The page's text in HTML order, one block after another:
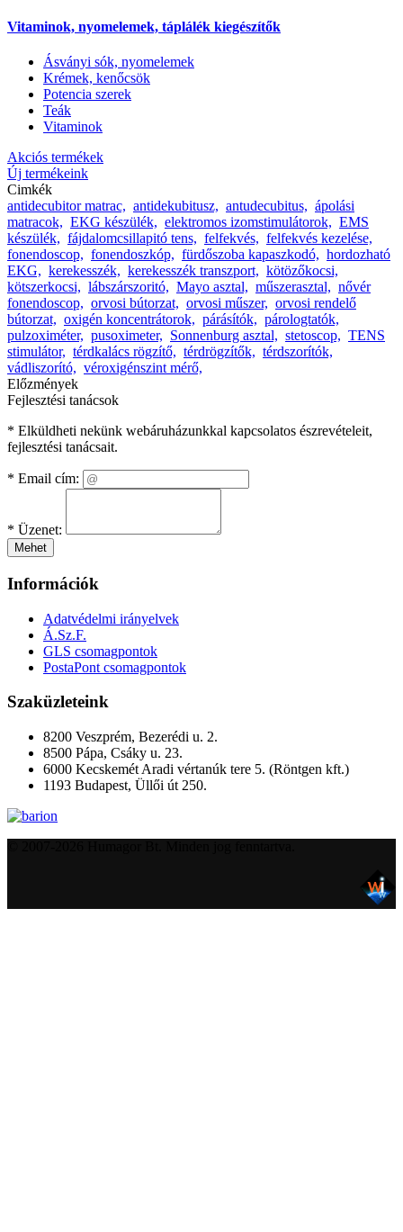
Vitaminok, nyomelemek, táplálék kiegészítők
Ásványi sók, nyomelemek
Krémek, kenőcsök
Potencia szerek
Teák
Vitaminok
Akciós termékek
Új termékeink
Cimkék
antidecubitor matrac, antidekubitusz, antudecubitus, ápolási
matracok, EKG készülék, elektromos izomstimulátorok, EMS
készülék, fájdalomcsillapitó tens, felfekvés, felfekvés kezelése,
fonendoscop, fonendoszkóp, fürdőszoba kapaszkodó, hordozható
EKG, kerekesszék, kerekesszék transzport, kötözőkocsi,
kötszerkocsi, lábszárszoritó, Mayo asztal, műszerasztal, nővér
fonendoscop, orvosi bútorzat, orvosi műszer, orvosi rendelő
bútorzat, oxigén koncentrátorok, párásítók, párologtatók,
pulzoximéter, pusoximeter, Sonnenburg asztal, stetoscop, TENS
stimulátor, térdkalács rögzítő, térdrögzítők, térdszorítók,
vádliszorító, véroxigénszint mérő,
Előzmények
Fejlesztési tanácsok
* Elküldheti nekünk webáruházunkkal kapcsolatos észrevételeit,
fejlesztési tanácsait.
* Email cím:
* Üzenet:
Mehet
Információk
Adatvédelmi irányelvek
Á.Sz.F.
GLS csomagpontok
PostaPont csomagpontok
Szaküzleteink
8200 Veszprém, Bezerédi u. 2.
8500 Pápa, Csáky u. 23.
6000 Kecskemét Aradi vértanúk tere 5. (Röntgen kft.)
1193 Budapest, Üllői út 250.